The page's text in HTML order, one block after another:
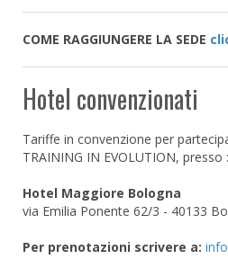
COME RAGGIUNGERE LA SEDE
Hotel convenzionati
Tariffe in convenzione per
TRAINING IN EVOLUTION, presso :
Hotel Maggiore Bologna
via Emilia Ponente 62/3 - 40133
Per prenotazioni scrivere a: